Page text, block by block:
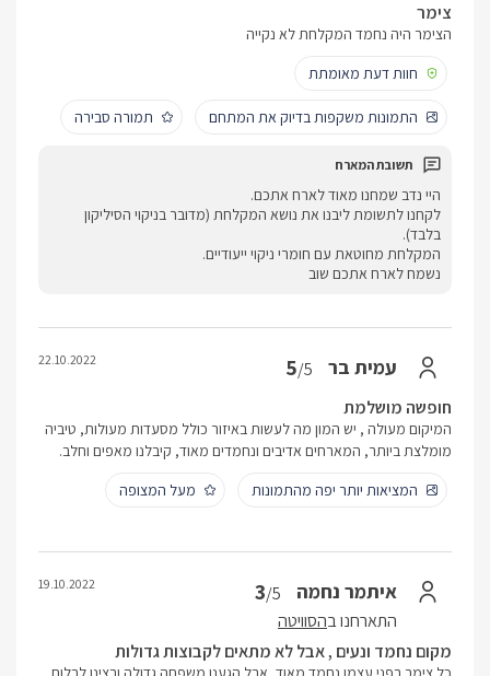
צימר
הצימר היה נחמד המקלחת לא נקייה
חוות דעת מאומתת
התמונות משקפות בדיוק את המתחם תמורה סבירה
היי נדב שמחנו מאוד לארח אתכם.
לקחנו לתשומת ליבנו את נושא המקלחת (מדובר בניקוי הסיליקון
בלבד).
המקלחת מחוטאת עם חומרי ניקוי ייעודיים.
נשמח לארח אתכם שוב
עמית בר 5/5
22.10.2022
חופשה מושלמת
המיקום מעולה , יש המון מה לעשות באיזור כולל מסעדות מעולות, טיביה
מומלצת ביותר, המארחים אדיבים ונחמדים מאוד, קיבלנו מאפים וחלב.
המציאות יותר יפה מהתמונות
מעל המצופה
איתמר נחמה 3/5
התארחנו בהסוויטה
19.10.2022
מקום נחמד ונעים , אבל לא מתאים לקבוצות גדולות